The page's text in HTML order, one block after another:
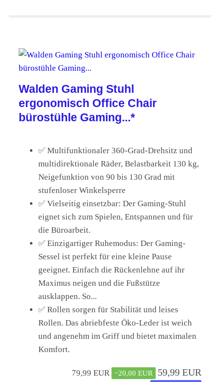
Walden Gaming Stuhl
ergonomisch Office Chair
bürostühle Gaming...*
✅ Multifunktionaler 360-Grad-Drehsitz und
multidirektionale Räder, Belastbarkeit 130 kg,
Neigefunktion von 90 bis 130 Grad mit
stufenloser Winkelsperre
✅ Vielseitig einsetzbar: Der Gaming-Stuhl
eignet sich zum Spielen, Entspannen und für
die Büroarbeit.
✅ Einzigartiger Ruhemodus: Der Gaming-
Sessel ist perfekt für eine kleine Pause
geeignet. Einfach die Rückenlehne auf ihr
Maximus neigen und die Fußstütze
ausklappen. So...
✅ Rollen sorgen für Stabilität und leises
Rollen. Das abriebfeste Öko-Leder ist weich
und angenehm im Griff und bietet maximalen
Komfort.
79,99 EUR −20,00 EUR 59,99 EUR